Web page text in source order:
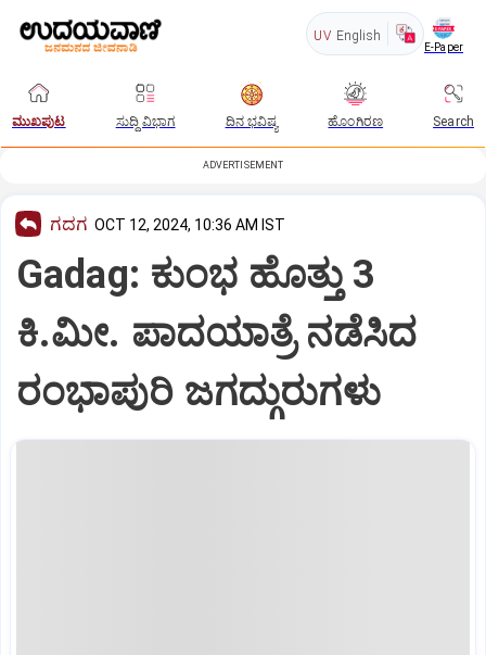
UV English
E-Paper
ಮುಖಪುಟ ಸುದ್ದಿ ವಿಭಾಗ ದಿನ ಭವಿಷ್ಯ ಹೊಂಗಿರಣ Search
ADVERTISEMENT
ಗದಗ OCT 12, 2024, 10:36 AM IST
Gadag: ಕುಂಭ ಹೊತ್ತು 3
ಕಿ.ಮೀ. ಪಾದಯಾತ್ರೆ ನಡೆಸಿದ
ರಂಭಾಪುರಿ ಜಗದ್ಗುರುಗಳು